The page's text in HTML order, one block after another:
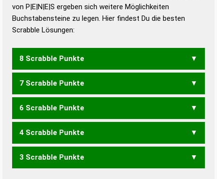
Duden – Die deutsche Grammatik
Duden – Deutsches
von P|E|N|E|S ergeben sich weitere Möglichkeiten
Buchstabensteine zu legen. Hier findest Du die besten
Scrabble Lösungen:
8 Scrabble Punkte
ESPEN PESEN
7 Scrabble Punkte
EPEN ESPE PESE
6 Scrabble Punkte
PES
4 Scrabble Punkte
SEEN
3 Scrabble Punkte